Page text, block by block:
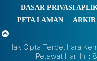
DASAR PRIVASI
PETA LAMAN
Hak Cipta Terpelihara
Pelawat Hari Ini :